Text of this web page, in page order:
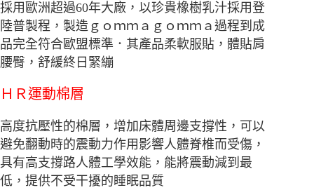
採用 歐洲超過60年大廠，以珍貴橡樹乳汁採用登
陸普製程，製造ｇｏｍｍａｇｏｍｍａ過程到成
品完全符合歐盟標準．其產品柔軟服貼，體貼肩
腰臀，舒緩終日緊繃
ＨＲ運動棉層
高度抗壓性的棉層，增加床體周邊支撐性，可以
避免翻動時的震動力作用影響人體脊椎而受傷，
具有高支撐路人體工學效能，能將震動減到最
低，提供不受干擾的睡眠品質